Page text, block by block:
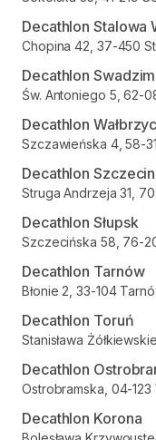
Decathlon Stalowa
Chopina 42, 37-450
Decathlon Swadzim
Św. Antoniego 5, 62-
Decathlon
Szczawieńska 4, 58-
Decathlon
Struga Andrzeja 31,
Decathlon Słupsk
Szczecińska 58, 76-
Decathlon Tarnów
Błonie 2, 33-104
Decathlon Toruń
Stanisława
Decathlon
Ostrobramska, 04-
Decathlon Korona